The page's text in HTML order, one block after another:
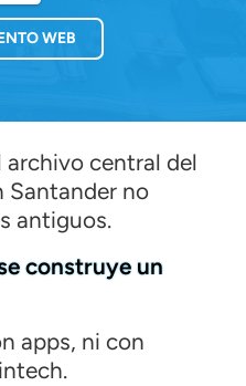
WEB
archivo central del
Santander no
antiguos.
construye un
apps, ni con